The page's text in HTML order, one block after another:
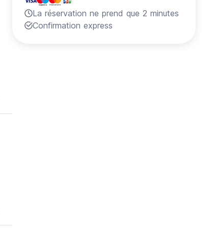
La réservation ne prend que 2 minutes
Confirmation express